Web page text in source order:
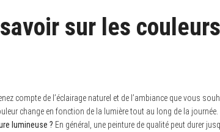
sur les couleurs
compte de l’éclairage naturel et de l’ambiance que vous
change en fonction de la lumière tout au long de la journée.
lumineuse ? En général, une peinture de qualité peut durer